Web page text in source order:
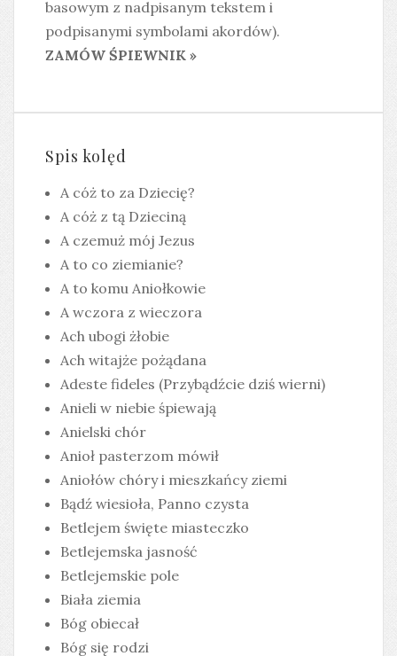
basowym z nadpisanym tekstem i
podpisanymi symbolami akordów).
ZAMÓW ŚPIEWNIK »
Spis kolęd
A cóż to za Dziecię?
A cóż z tą Dzieciną
A czemuż mój Jezus
A to co ziemianie?
A to komu Aniołkowie
A wczora z wieczora
Ach ubogi żłobie
Ach witajże pożądana
Adeste fideles (Przybądźcie dziś wierni)
Anieli w niebie śpiewają
Anielski chór
Anioł pasterzom mówił
Aniołów chóry i mieszkańcy ziemi
Bądź wiesioła, Panno czysta
Betlejem święte miasteczko
Betlejemska jasność
Betlejemskie pole
Biała ziemia
Bóg obiecał
Bóg się rodzi